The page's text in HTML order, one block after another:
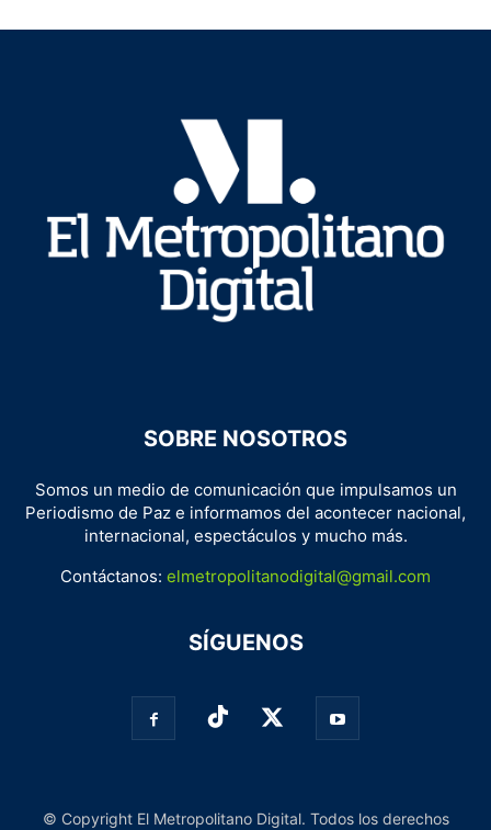
SOBRE NOSOTROS
Somos un medio de comunicación que impulsamos un
Periodismo de Paz e informamos del acontecer nacional,
internacional, espectáculos y mucho más.
Contáctanos: elmetropolitanodigital@gmail.com
SÍGUENOS
© Copyright El Metropolitano Digital. Todos los derechos